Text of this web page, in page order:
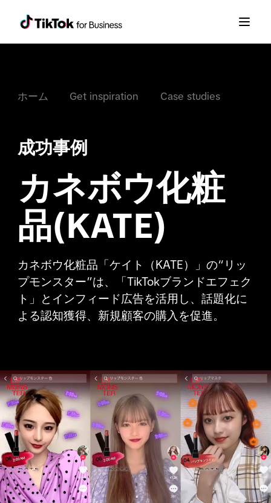
ホーム Get inspiration Case studies
成功事例
カネボウ化粧
品(KATE)
カネボウ化粧品「ケイト（KATE）」の“リッ
プモンスター”は、「TikTokブランドエフェク
ト」とインフィード広告を活用し、話題化に
よる認知獲得、新規顧客の購入を促進。